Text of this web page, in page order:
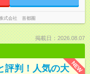
式会社 首都圏
掲載日：2026.08.07
NEW
評判！人気の大